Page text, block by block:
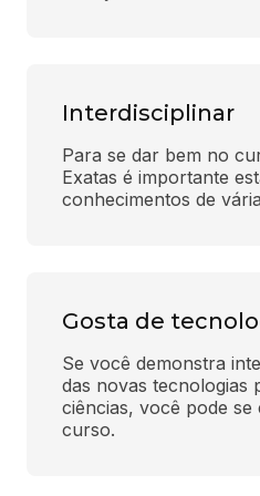
Interdisciplinar
Para se dar bem no
Exatas é importante
conhecimentos de
Gosta de
Se você demonstra
das novas tecnologias
ciências, você pode
curso.